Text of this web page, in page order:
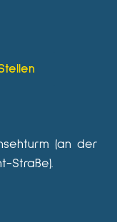
(an der
Straße).